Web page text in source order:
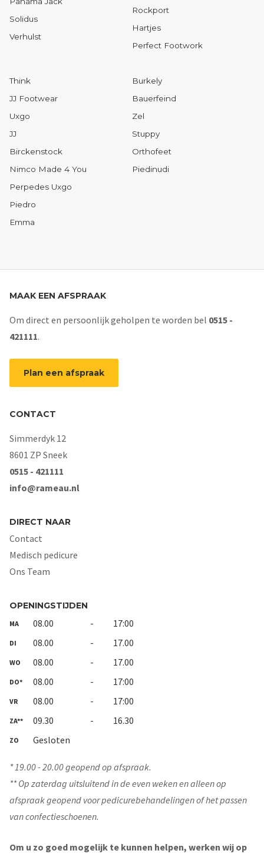
Solidus
Verhulst
Rockport
Hartjes
Perfect Footwork
Think
JJ Footwear
Uxgo
JJ
Birckenstock
Nimco Made 4 You
Perpedes Uxgo
Piedro
Emma
Burkely
Bauerfeind
Zel
Stuppy
Orthofeet
Piedinudi
MAAK EEN AFSPRAAK
Om direct en persoonlijk geholpen te worden bel 0515 -
421111.
Plan een afspraak
CONTACT
Simmerdyk 12
8601 ZP Sneek
0515 - 421111
info@rameau.nl
DIRECT NAAR
Contact
Medisch pedicure
Ons Team
OPENINGSTIJDEN
MA 08.00 - 17:00
DI 08.00 - 17.00
WO 08.00 - 17.00
DO* 08.00 - 17:00
VR 08.00 - 17:00
ZA** 09.30 - 16.30
ZO Gesloten
* 19.00 - 20.00 geopend op afspraak.
** Op zaterdag uitsluitend in de even weken en alleen op
afspraak geopend voor pedicurebehandelingen of het passen
van confectieschoenen.
Om u zo goed mogelijk te kunnen helpen, werken wij op